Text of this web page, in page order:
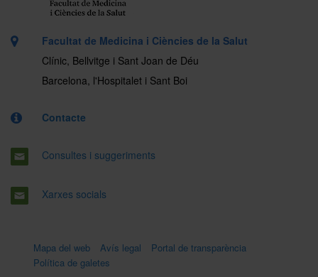
Facultat de Medicina i Ciències de la Salut
Clínic, Bellvitge i Sant Joan de Déu
Barcelona, l'Hospitalet i Sant Boi
Contacte
Consultes i suggeriments
Xarxes socials
Mapa del web Avís legal
Portal de transparència
Política de galetes